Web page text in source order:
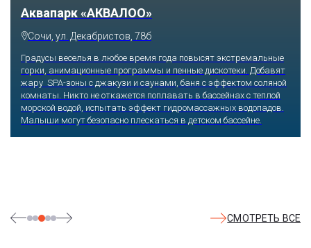
Тематический парк развлечений «Сочи
Парк»
Сочи, Олимпийский проспект, 21
Оказавшись здесь, словно попадаешь в сказку: встречаешь
любимых героев русского фольклора, получаешь возможность
сколько душе угодно кататься на аттракционах европейского
уровня. Гости участвуют в увлекательных квестах и творческих
СМОТРЕТЬ ВСЕ